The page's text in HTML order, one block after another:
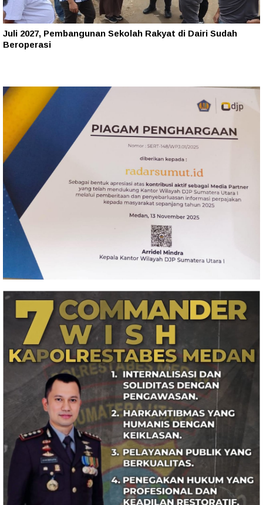
Juli 2027, Pembangunan Sekolah Rakyat di Dairi Sudah
Beroperasi